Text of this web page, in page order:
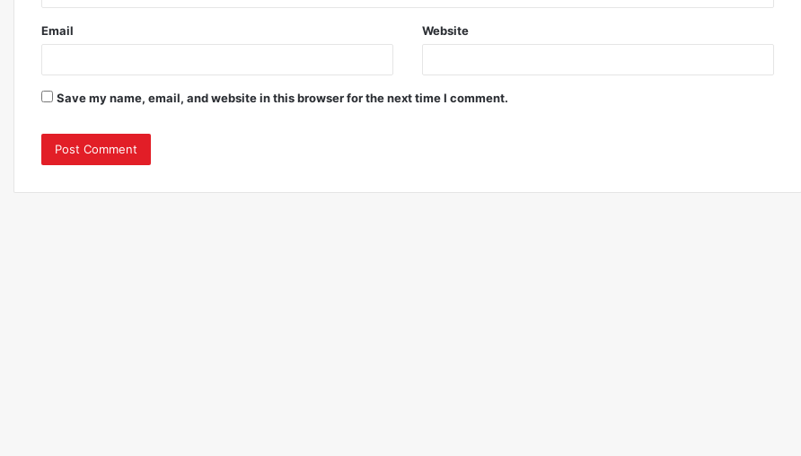
Email Website
Save my name, email, and website in this browser for the next time I comment.